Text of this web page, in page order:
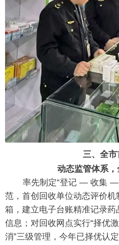
三、全市
动态监管体系
率先制定“登记 — 收集 —
范，首创回收单位动态评价
箱，建立电子台账精准记录
信息；对回收网点实行“择优
消”三级管理，今年已择优认